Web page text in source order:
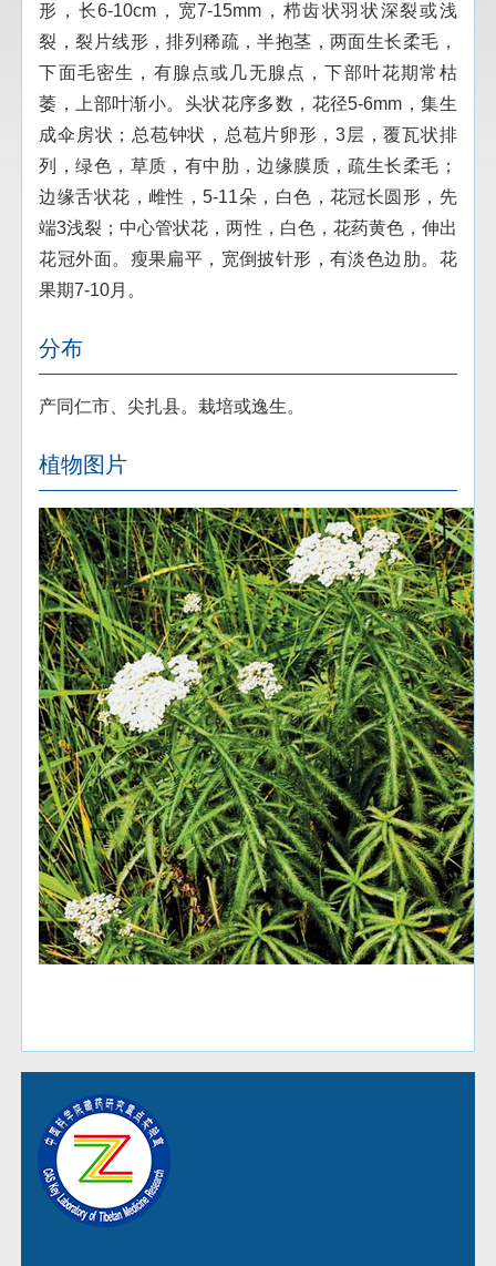
形，长6-10cm，宽7-15mm，栉齿状羽状深裂或浅
裂，裂片线形，排列稀疏，半抱茎，两面生长柔毛，
下面毛密生，有腺点或几无腺点，下部叶花期常枯
萎，上部叶渐小。头状花序多数，花径5-6mm，集生
成伞房状；总苞钟状，总苞片卵形，3层，覆瓦状排
列，绿色，草质，有中肋，边缘膜质，疏生长柔毛；
边缘舌状花，雌性，5-11朵，白色，花冠长圆形，先
端3浅裂；中心管状花，两性，白色，花药黄色，伸出
花冠外面。瘦果扁平，宽倒披针形，有淡色边肋。花
果期7-10月。
分布
产同仁市、尖扎县。栽培或逸生。
植物图片